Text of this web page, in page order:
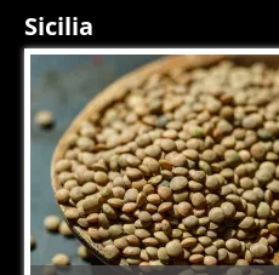
Sicilia